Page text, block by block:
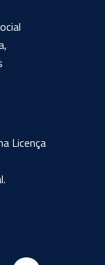
Licença
.